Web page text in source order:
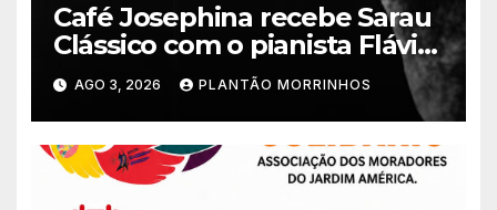
Café Josephina recebe Sarau
Clássico com o pianista Flávio
Varani nesta terça-feira
AGO 3, 2026 PLANTÃO MORRINHOS